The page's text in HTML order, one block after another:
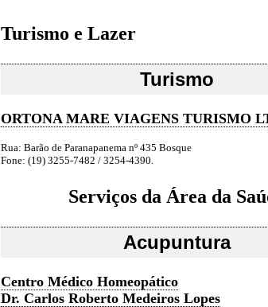
Turismo e Lazer
Turismo
ORTONA MARE VIAGENS TURISMO
Rua: Barão de Paranapanema nº 435 Bosque
Fone: (19) 3255-7482 / 3254-4390.
Serviços da Área da
Acupuntura
Centro Médico Homeopático
Dr. Carlos Roberto Medeiros Lopes